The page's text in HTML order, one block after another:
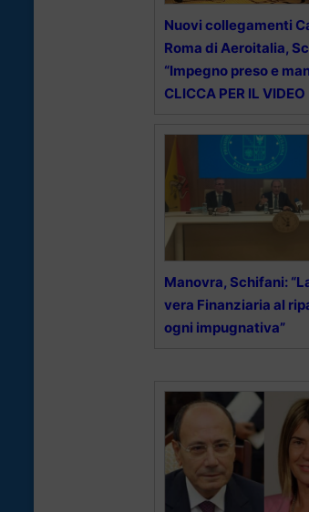
Nuovi collegamenti
Roma di Aeroitalia,
“Impegno preso e
CLICCA PER IL VIDEO
Manovra, Schifani:
vera Finanziaria al
ogni impugnativa”